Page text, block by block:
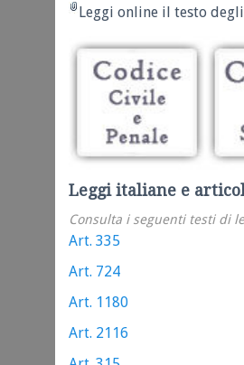
Leggi online il testo
Leggi italiane e
Consulta i seguenti testi di
Art. 335
Art. 724
Art. 1180
Art. 2116